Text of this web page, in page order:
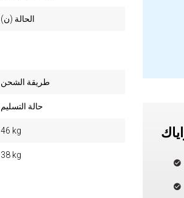
الحالة (ن)
طريقة الشحن
حالة التسليم
46 kg
38 kg